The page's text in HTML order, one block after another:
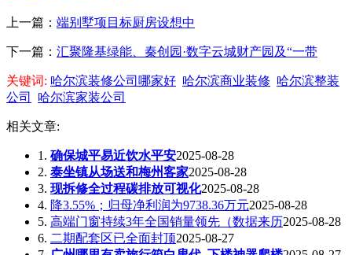
上一篇： 端别墅项目标厨房设想中
下一篇： 汇聚隆基绿能、秦创园·数字云城财产园及“一带
关键词: 哈尔滨装修公司哪家好 哈尔滨商业装修 哈尔滨整装
公司
哈尔滨家装公司
相关文章:
1. 确保城平易近饮水平安2025-08-28
2. 泰坐镇从场送和梅州客家2025-08-28
3. 现拆修全过程碳排放可视化2025-08-28
4. 降3.55%；归母净利润为9738.36万元2025-08-28
5. 高端门窗持续3年全国销量领先（数据来历2025-08-28
6. 二期配套区已全面封顶2025-08-27